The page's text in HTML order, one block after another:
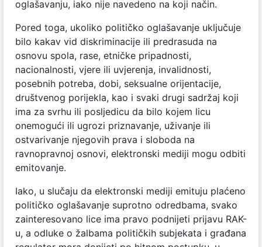
oglašavanju, iako nije navedeno na koji način.
Pored toga, ukoliko političko oglašavanje uključuje
bilo kakav vid diskriminacije ili predrasuda na
osnovu spola, rase, etničke pripadnosti,
nacionalnosti, vjere ili uvjerenja, invalidnosti,
posebnih potreba, dobi, seksualne orijentacije,
društvenog porijekla, kao i svaki drugi sadržaj koji
ima za svrhu ili posljedicu da bilo kojem licu
onemogući ili ugrozi priznavanje, uživanje ili
ostvarivanje njegovih prava i sloboda na
ravnopravnoj osnovi, elektronski mediji mogu odbiti
emitovanje.
Iako, u slučaju da elektronski mediji emituju plaćeno
političko oglašavanje suprotno odredbama, svako
zainteresovano lice ima pravo podnijeti prijavu RAK-
u, a odluke o žalbama političkih subjekata i građana